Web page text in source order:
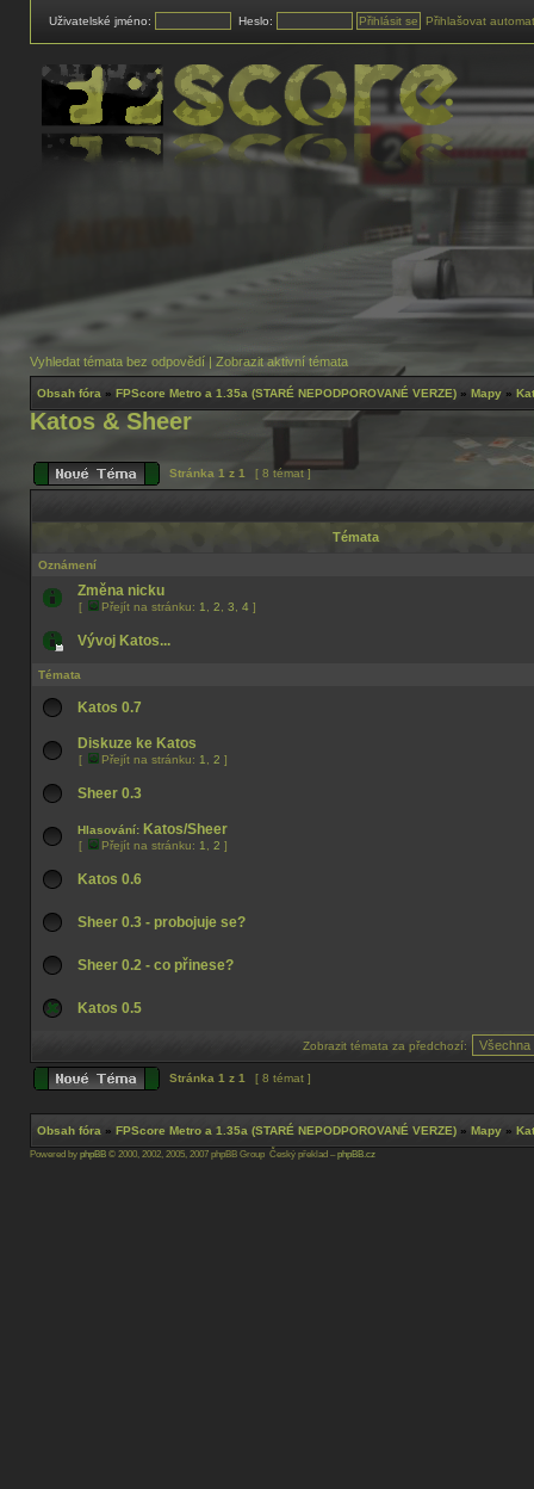
Uživatelské jméno: Heslo: Přihlašovat
Vyhledat témata bez odpovědí | Zobrazit aktivní témata
Obsah fóra » FPScore Metro a 1.35a (STARÉ NEPODPOROVANÉ VERZE) » Mapy »
Katos & Sheer
Stránka 1 z 1 [ 8 témat ]
Témata
Oznámení
Změna nicku
[ Přejít na stránku: 1 2 3 4 ]
Vývoj Katos...
Témata
Katos 0.7
Diskuze ke Katos
[ Přejít na stránku: 1 2 ]
Sheer 0.3
Hlasování: Katos/Sheer
[ Přejít na stránku: 1 2 ]
Katos 0.6
Sheer 0.3 - probojuje se?
Sheer 0.2 - co přinese?
Katos 0.5
Zobrazit témata za předchozí:
Stránka 1 z 1 [ 8 témat ]
Obsah fóra » FPScore Metro a 1.35a (STARÉ NEPODPOROVANÉ VERZE) » Mapy »
Powered by phpBB © 2000, 2002, 2005, 2007 phpBB Group Český překlad –phpBB.cz